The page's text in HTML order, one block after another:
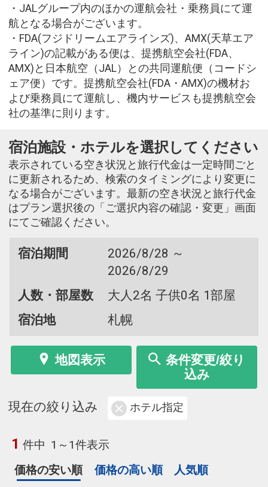
・JALグループ内のほかの運航会社・乗務員にて運
航となる場合がございます。
・FDA(フジドリームエアラインズ)、AMX(天草エア
ライン)の記載がある便は、提携航空会社(FDA、
AMX)と日本航空（JAL）との共同運航便（コードシ
ェア便）です。提携航空会社(FDA・AMX)の機材お
よび乗務員にて運航し、機内サービスも提携航空会
社の基準に則ります。
宿泊施設・ホテルを選択してください
表示されている空き状況と旅行代金は一定時間ごと
に更新されるため、検索のタイミングにより変更に
なる場合がございます。最新の空き状況と旅行代金
はプラン選択後の「ご選択内容の確認・変更」画面
にてご確認ください。
宿泊期間
2026/8/28 ～
2026/8/29
人数・部屋数
大人2名 子供0名 1部屋
宿泊地
札幌
地図表示
条件変更/絞り
込み
現在の絞り込み ホテル指定
1 件中 1～1件表示
価格の安い順
価格の高い順 人気順